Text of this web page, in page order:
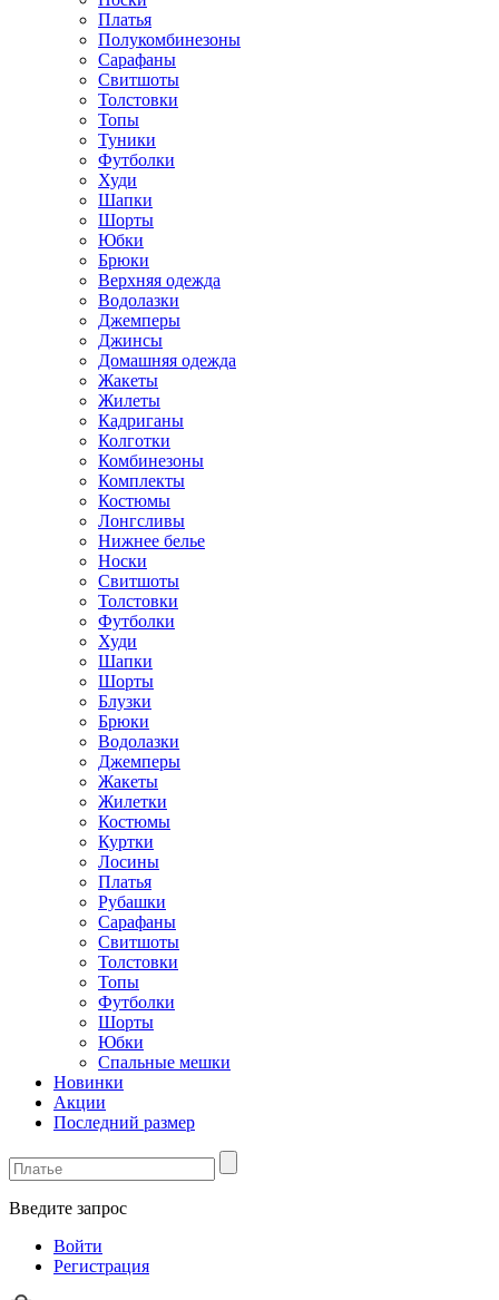
Платья
Полукомбинезоны
Сарафаны
Свитшоты
Толстовки
Топы
Туники
Футболки
Худи
Шапки
Шорты
Юбки
Брюки
Верхняя одежда
Водолазки
Джемперы
Джинсы
Домашняя одежда
Жакеты
Жилеты
Кадриганы
Колготки
Комбинезоны
Комплекты
Костюмы
Лонгсливы
Нижнее белье
Носки
Свитшоты
Толстовки
Футболки
Худи
Шапки
Шорты
Блузки
Брюки
Водолазки
Джемперы
Жакеты
Жилетки
Костюмы
Куртки
Лосины
Платья
Рубашки
Сарафаны
Свитшоты
Толстовки
Топы
Футболки
Шорты
Юбки
Спальные мешки
Новинки
Акции
Последний размер
Введите запрос
Войти
Регистрация